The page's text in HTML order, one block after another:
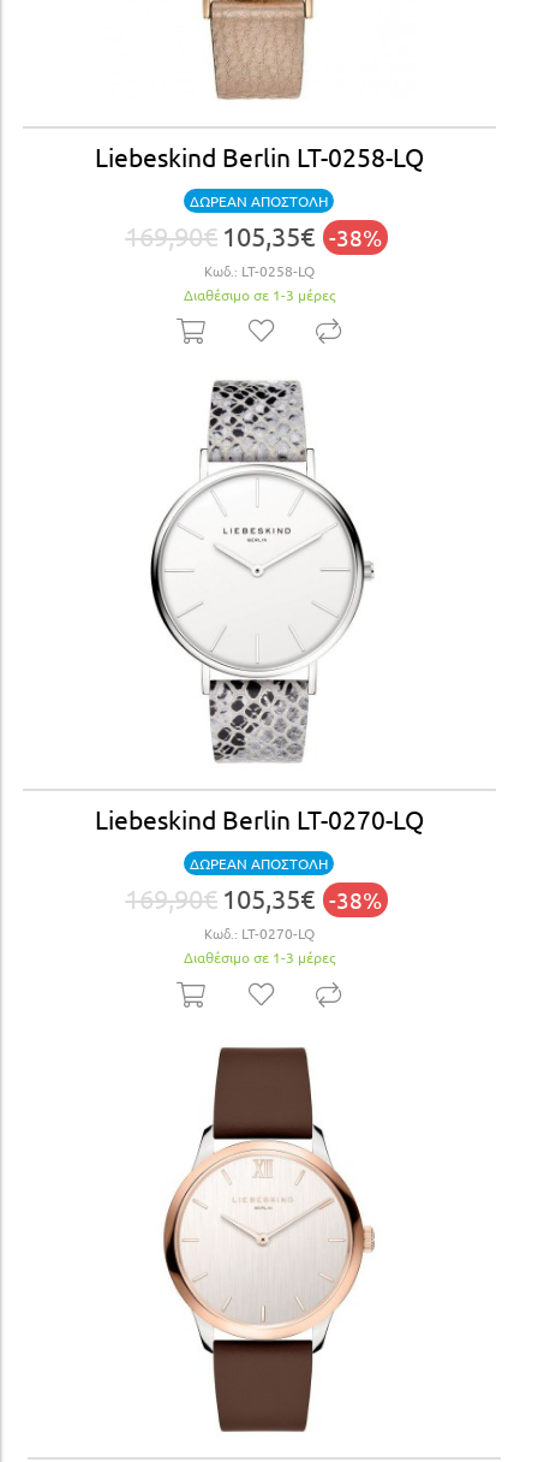
Liebeskind Berlin LT-0258-LQ
ΔΩΡΕΑΝ ΑΠΟΣΤΟΛΗ
169,90€ 105,35€ -38%
Κωδ.: LT-0258-LQ
Διαθέσιμο σε 1-3 μέρες
Liebeskind Berlin LT-0270-LQ
ΔΩΡΕΑΝ ΑΠΟΣΤΟΛΗ
169,90€ 105,35€ -38%
Κωδ.: LT-0270-LQ
Διαθέσιμο σε 1-3 μέρες